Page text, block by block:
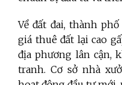
Về đất đai, thành
giá thuê đất lại cao
địa phương lân cận,
tranh. Cơ sở nhà